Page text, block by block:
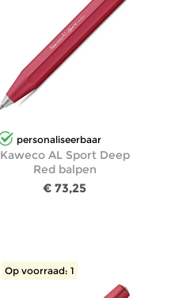
personaliseerbaar
Kaweco AL Sport Deep
Red balpen
€ 73,25
Op voorraad: 1